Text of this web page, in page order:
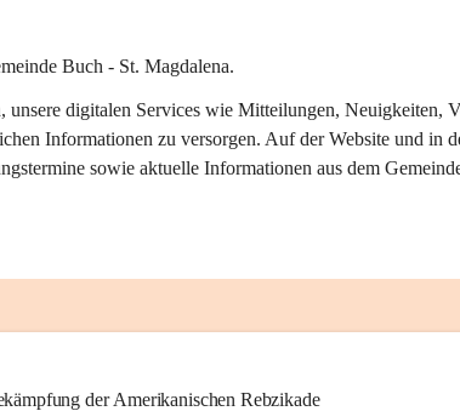
Buch - St. Magdalena.
unsere digitalen Services wie Mitteilungen,
Informationen zu versorgen. Auf der Website und in
sowie aktuelle Informationen aus dem
der Amerikanischen Rebzikade